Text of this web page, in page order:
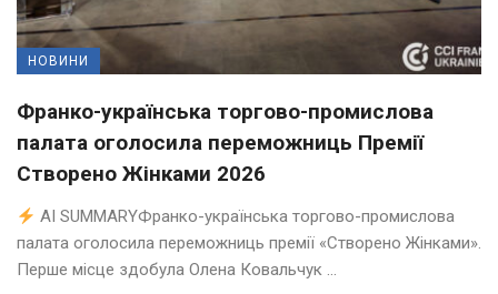
НОВИНИ
Франко-українська торгово-промислова
палата оголосила переможниць Премії
Створено Жінками 2026
AI SUMMARYФранко-українська торгово-промислова
палата оголосила переможниць премії «Створено Жінками».
Перше місце здобула Олена Ковальчук ...